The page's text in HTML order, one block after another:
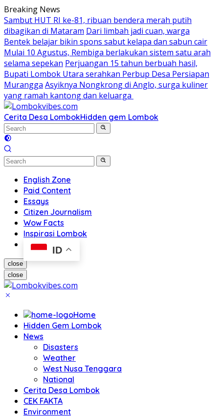
Skip
to
content
Breaking News
Sambut HUT RI ke-81, ribuan bendera merah putih
dibagikan di Mataram Dari limbah jadi cuan, warga
Bentek belajar bikin spons sabut kelapa dan sabun cair
Mulai 10 Agustus, Rembiga berlakukan sistem satu arah
selama sepekan Perjuangan 15 tahun berbuah hasil,
Bupati Lombok Utara serahkan Perbup Desa Persiapan
Murangga Asyiknya Nongkrong di Anglo, surga kuliner
yang ramah kantong dan keluarga
Cerita Desa LombokHidden gem Lombok
English Zone
Paid Content
Essays
Citizen Journalism
Wow Facts
Inspirasi Lombok
ID
close
close
Home
Hidden Gem Lombok
News
Disasters
Weather
West Nusa Tenggara
National
Cerita Desa Lombok
CEK FAKTA
Environment